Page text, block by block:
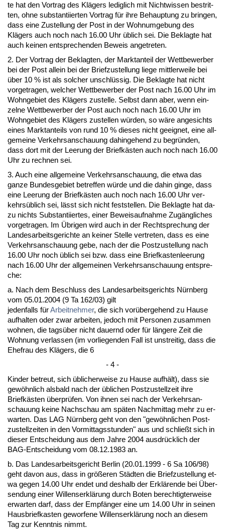
te hat den Vor­trag des Klägers le­dig­lich mit Nicht­wis­sen be­strit­
ten, oh­ne sub­stan­ti­ier­ten Vor­trag für ih­re Be­haup­tung zu brin­gen,
dass ei­ne Zu­stel­lung der Post in der Wohn­um­ge­bung des
Klägers auch noch nach 16.00 Uhr üblich sei. Die Be­klag­te hat
auch kei­nen ent­spre­chen­den Be­weis an­ge­tre­ten.
2. Der Vor­trag der Be­klag­ten, der Markt­an­teil der Wett­be­wer­ber
bei der Post al­lein bei der Brief­zu­stel­lung lie­ge mitt­ler­wei­le bei
über 10 % ist als sol­cher un­schlüssig. Die Be­klag­te hat nicht
vor­ge­tra­gen, wel­cher Wett­be­wer­ber der Post nach 16.00 Uhr im
Wohn­ge­biet des Klägers zu­stel­le. Selbst dann aber, wenn ein­
zel­ne Wett­be­wer­ber der Post auch noch nach 16.00 Uhr im
Wohn­ge­biet des Klägers zu­stel­len würden, so wäre an­ge­sichts
ei­nes Markt­an­teils von rund 10 % die­ses nicht ge­eig­net, ei­ne all­
ge­mei­ne Ver­kehrs­an­schau­ung da­hin­ge­hend zu be­gründen,
dass dort mit der Lee­rung der Briefkästen auch noch nach 16.00
Uhr zu rech­nen sei.
3. Auch ei­ne all­ge­mei­ne Ver­kehrs­an­schau­ung, die et­wa das
gan­ze Bun­des­ge­biet be­tref­fen würde und die da­hin gin­ge, dass
ei­ne Lee­rung der Briefkästen auch noch nach 16.00 Uhr ver­
kehrsüblich sei, lässt sich nicht fest­stel­len. Die Be­klag­te hat da­
zu nichts Sub­stan­ti­ier­tes, ei­ner Be­weis­auf­nah­me Zugäng­li­ches
vor­ge­tra­gen. Im Übri­gen wird auch in der Recht­spre­chung der
Lan­des­ar­beits­ge­rich­te an kei­ner Stel­le ver­tre­ten, dass es ei­ne
Ver­kehrs­an­schau­ung ge­be, nach der die Post­zu­stel­lung nach
16.00 Uhr noch üblich sei bzw. dass ei­ne Brief­kas­ten­lee­rung
nach 16.00 Uhr der all­ge­mei­nen Ver­kehrs­an­schau­ung ent­spre­
che:
a. Nach dem Be­schluss des Lan­des­ar­beits­ge­richts Nürn­berg
vom 05.01.2004 (9 Ta 162/03) gilt
je­den­falls fürAr­beit­neh­mer, die sich vorüber­ge­hend zu Hau­se
auf­hal­ten oder zwar ar­bei­ten, je­doch mit Per­so­nen zu­sam­men
woh­nen, die tagsüber nicht dau­ernd oder für länge­re Zeit die
Woh­nung ver­las­sen (im vor­lie­gen­den Fall ist un­strei­tig, dass die
Ehe­frau des Klägers, die 6
- 4 -
Kin­der be­treut, sich übli­cher­wei­se zu Hau­se aufhält), dass sie
gewöhn­lich als­bald nach der übli­chen Post­zu­stell­zeit ih­re
Briefkästen über­prüfen. Von ih­nen sei nach der Ver­kehrs­an­
schau­ung kei­ne Nach­schau am späten Nach­mit­tag mehr zu er­
war­ten. Das LAG Nürn­berg geht von den "gewöhn­li­chen Post­
zu­stell­zei­ten in den Vor­mit­tags­stun­den" aus und schließt sich in
die­ser Ent­schei­dung aus dem Jah­re 2004 aus­drück­lich der
BAG-Ent­schei­dung vom 08.12.1983 an.
b. Das Lan­des­ar­beits­ge­richt Ber­lin (20.01.1999 - 6 Sa 106/98)
geht da­von aus, dass in größeren Städten die Brief­zu­stel­lung et­
wa ge­gen 14.00 Uhr en­det und des­halb der Erklären­de bei Über­
sen­dung ei­ner Wil­lens­erklärung durch Bo­ten be­rech­tig­ter­wei­se
er­war­ten darf, dass der Empfänger ei­ne um 14.00 Uhr in sei­nen
Haus­brief­kas­ten ge­wor­fe­ne Wil­lens­erklärung noch an die­sem
Tag zur Kennt­nis nimmt.